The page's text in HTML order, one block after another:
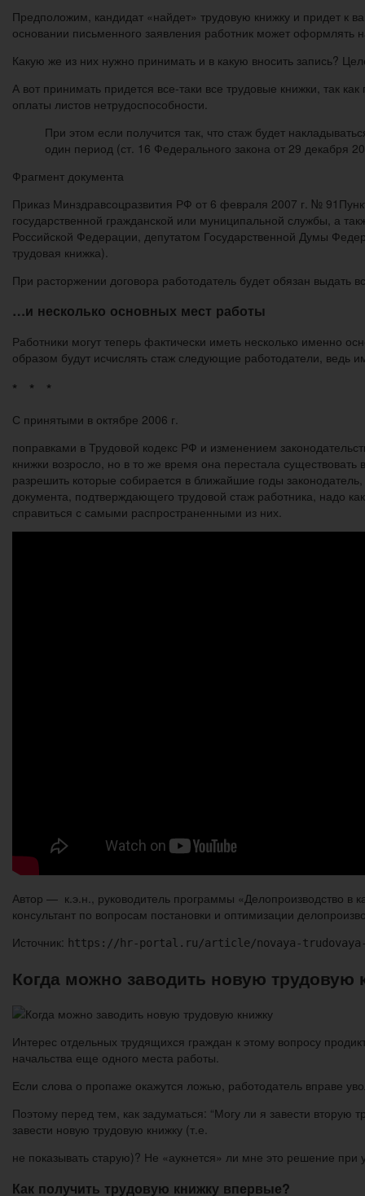
Предположим, кандидат «найдет» трудовую книжку и придет к
основании письменного заявления работник может
Какую же из них нужно принимать и в какую вносить запись?
А вот принимать придется все-таки все трудовые книжки, так
оплаты листов нетрудоспособности.
При этом если получится так, что стаж будет
один период (ст. 16 Федерального закона от 29
Фрагмент документа
Приказ Минздравсоцразвития РФ от 6 февраля 2007 г. №
государственной гражданской или муниципальной службы, а
Российской Федерации, депутатом Государственной Думы
трудовая книжка).
При расторжении договора работодатель будет обязан выдать
…и несколько основных мест работы
Работники могут теперь фактически иметь несколько именно
образом будут исчислять стаж следующие работодатели, ведь
* * *
С принятыми в октябре 2006 г.
поправками в Трудовой кодекс РФ и изменением
книжки возросло, но в то же время она перестала
разрешить которые собирается в ближайшие годы
документа, подтверждающего трудовой стаж работника, надо
справиться с самыми распространенными из них.
Автор — к.э.н., руководитель программы «Делопроизводство в
консультант по вопросам постановки и оптимизации
Источник: https://hr-portal.ru/article/novaya-
Когда можно заводить новую трудовую
Интерес отдельных трудящихся граждан к этому вопросу
начальства еще одного места работы.
Если слова о пропаже окажутся ложью, работодатель вправе
Поэтому перед тем, как задуматься: “Могу ли я завести вторую
завести новую трудовую книжку (т.е.
не показывать старую)? Не «аукнется» ли мне это решение
Как получить трудовую книжку впервые?